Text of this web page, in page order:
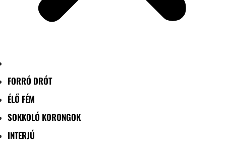
FORRÓ DRÓT
ÉLŐ FÉM
SOKKOLÓ KORONGOK
INTERJÚ